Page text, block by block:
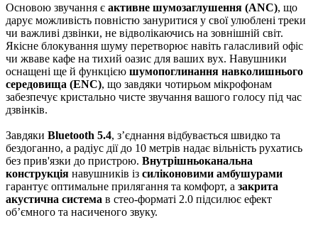
Основою звучання є активне шумозаглушення (ANC), що
дарує можливість повністю зануритися у свої улюблені треки
чи важливі дзвінки, не відволікаючись на зовнішній світ.
Якісне блокування шуму перетворює навіть галасливий офіс
чи жваве кафе на тихий оазис для ваших вух. Навушники
оснащені ще й функцією шумопоглинання навколишнього
середовища (ENC), що завдяки чотирьом мікрофонам
забезпечує кристально чисте звучання вашого голосу під час
дзвінків.
Завдяки Bluetooth 5.4, з’єднання відбувається швидко та
бездоганно, а радіус дії до 10 метрів надає вільність рухатись
без прив'язки до пристрою. Внутрішньоканальна
конструкція навушників із силіконовими амбушурами
гарантує оптимальне прилягання та комфорт, а закрита
акустична система в стео-форматі 2.0 підсилює ефект
об’ємного та насиченого звуку.